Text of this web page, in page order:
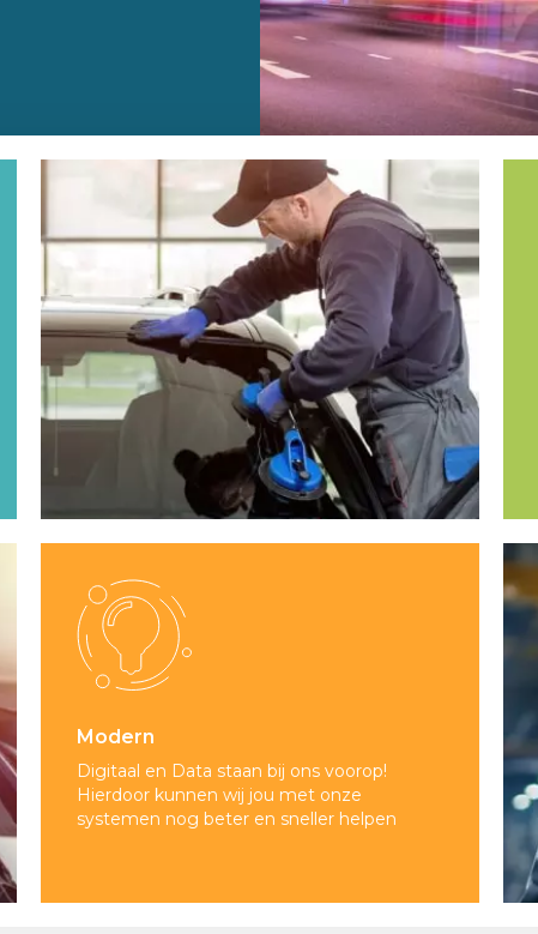
Modern
Digitaal en Data staan bij ons voorop!
Hierdoor kunnen wij jou met onze
systemen nog beter en sneller helpen